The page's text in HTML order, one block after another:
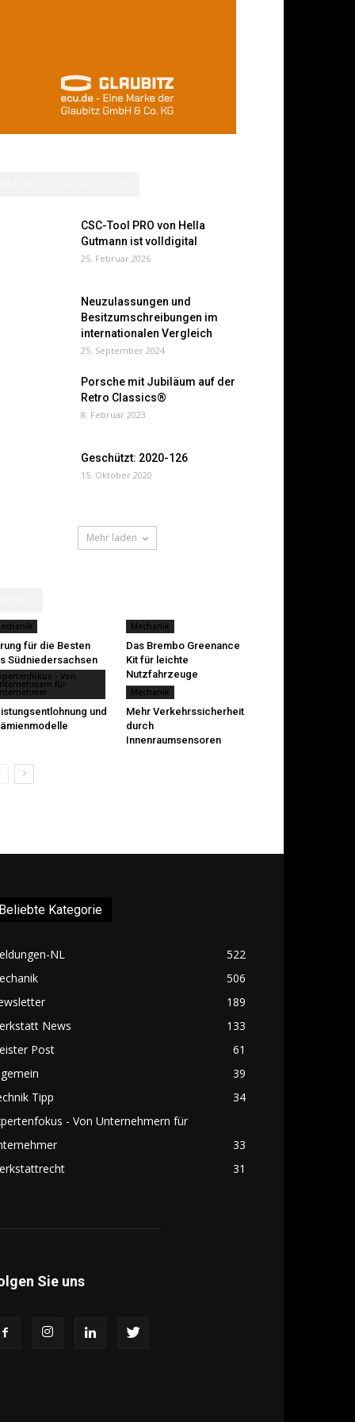
CSC-Tool PRO von Hella
Gutmann ist volldigital
25. Februar 2026
Neuzulassungen und
Besitzumschreibungen im
internationalen Vergleich
25. September 2024
Porsche mit Jubiläum auf der
Retro Classics®
8. Februar 2023
Geschützt: 2020-126
15. Oktober 2020
Mehr laden
für die Besten
Südniedersachsen
Mechanik
Das Brembo Greenance
Kit für leichte
Nutzfahrzeuge
- Von
für
und
Mechanik
Mehr Verkehrssicherheit
durch
Innenraumsensoren
Kategorie
NL
522
506
189
News
133
Post
61
39
Tipp
34
- Von Unternehmern für
33
31
Sie uns